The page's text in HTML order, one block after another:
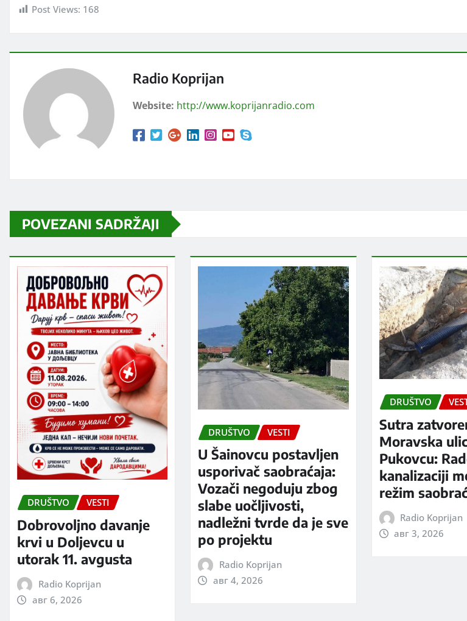
Post Views: 168
Radio Koprijan
Website: http://www.koprijanradio.com
POVEZANI SADRŽAJI
DRUŠTVO VESTI
Dobrovoljno davanje
krvi u Doljevcu u
utorak 11. avgusta
Radio Koprijan
авг 6, 2026
DRUŠTVO VESTI
U Šainovcu postavljen
usporivač saobraćaja:
Vozači negoduju zbog
slabe uočljivosti,
nadležni tvrde da je sve
po projektu
Radio Koprijan
авг 4, 2026
DRUŠTVO
Sutra
Moravska
Pukovcu:
kanalizaciji
režim
Radio Koprijan
авг 3, 2026